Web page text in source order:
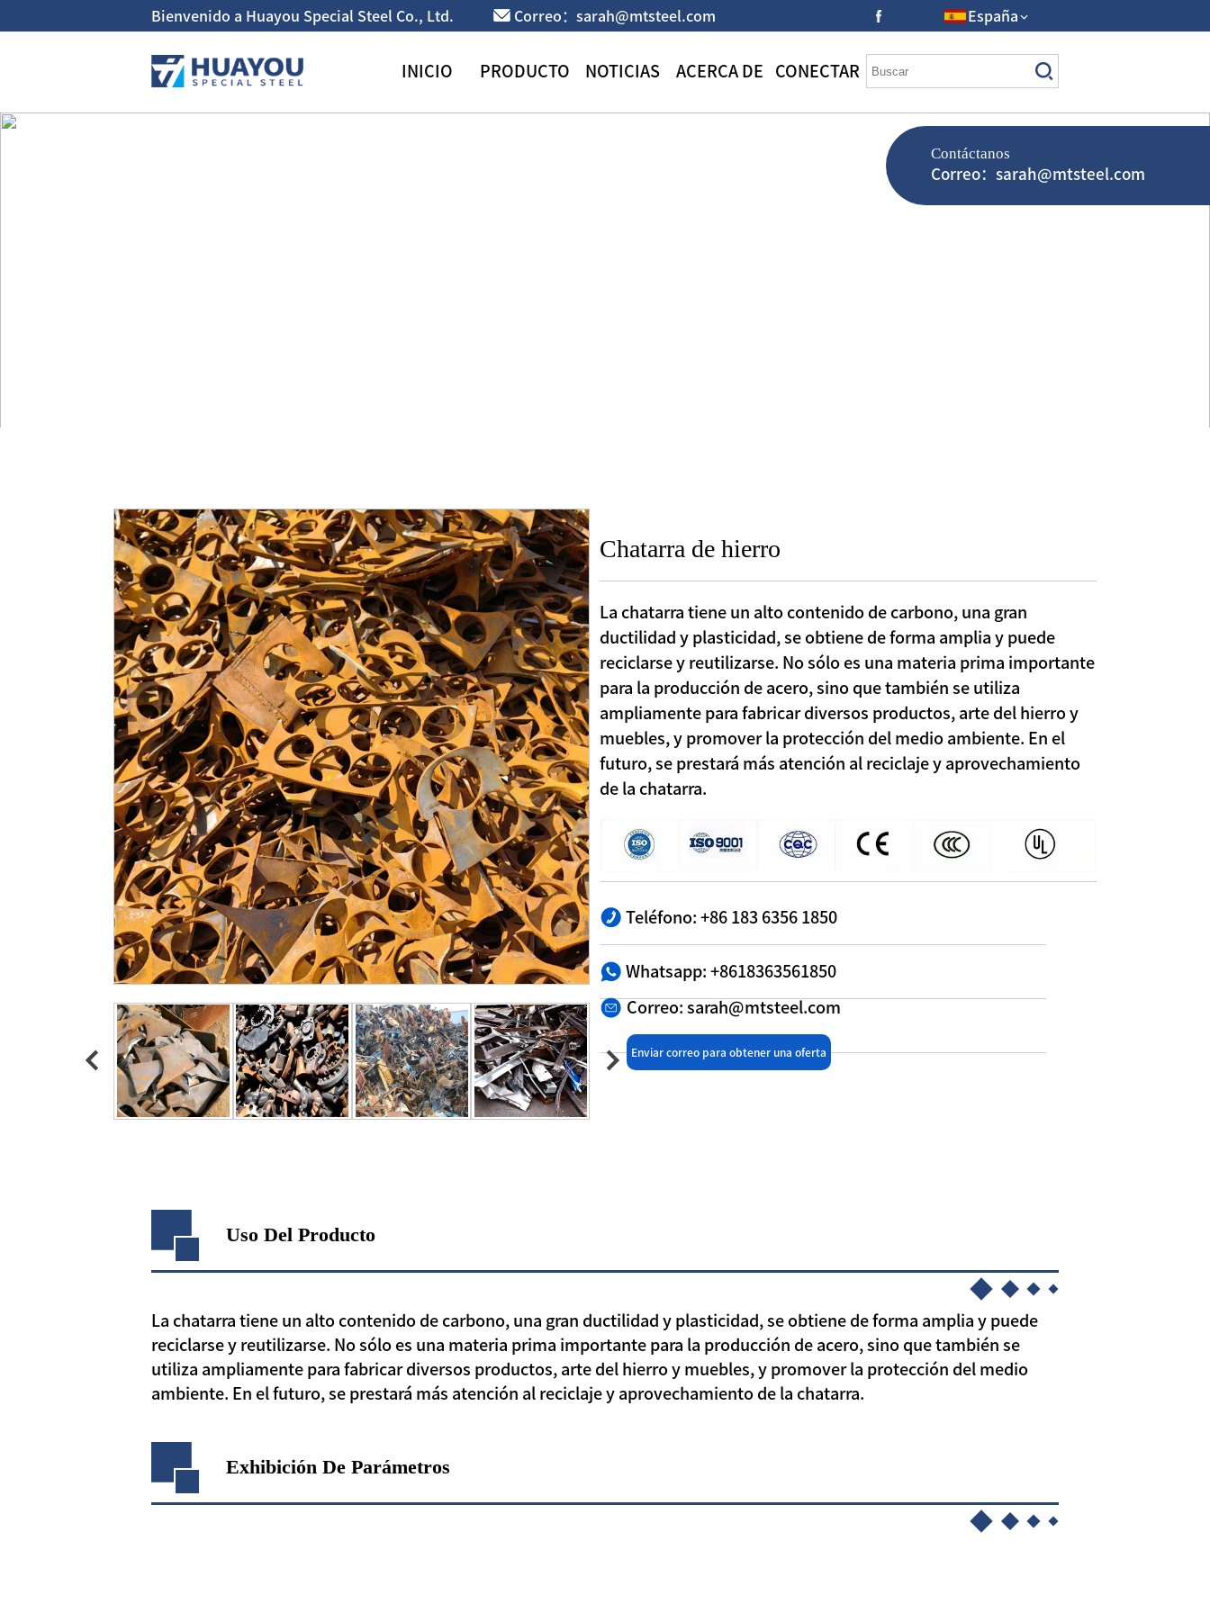
Bienvenido a Huayou Special Steel Co., Ltd. Correo：sarah@mtsteel.com España
INICIO PRODUCTO NOTICIAS ACERCA DE CONECTAR
Contáctanos
Correo：sarah@mtsteel.com
Chatarra de hierro
La chatarra tiene un alto contenido de carbono, una gran
ductilidad y plasticidad, se obtiene de forma amplia y puede
reciclarse y reutilizarse. No sólo es una materia prima importante
para la producción de acero, sino que también se utiliza
ampliamente para fabricar diversos productos, arte del hierro y
muebles, y promover la protección del medio ambiente. En el
futuro, se prestará más atención al reciclaje y aprovechamiento
de la chatarra.
Teléfono: +86 183 6356 1850
Whatsapp: +8618363561850
Correo: sarah@mtsteel.com
Enviar correo para obtener una oferta
Uso Del Producto
La chatarra tiene un alto contenido de carbono, una gran ductilidad y plasticidad, se obtiene de forma amplia y puede
reciclarse y reutilizarse. No sólo es una materia prima importante para la producción de acero, sino que también se
utiliza ampliamente para fabricar diversos productos, arte del hierro y muebles, y promover la protección del medio
ambiente. En el futuro, se prestará más atención al reciclaje y aprovechamiento de la chatarra.
Exhibición De Parámetros